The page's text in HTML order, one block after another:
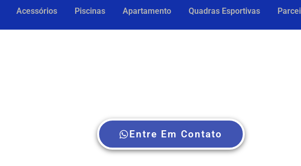
Acessórios Piscinas Apartamento Quadras Esportivas
Entre Em Contato